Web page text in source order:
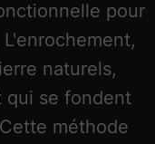
pour
naturels,
qui se fondent
méthode